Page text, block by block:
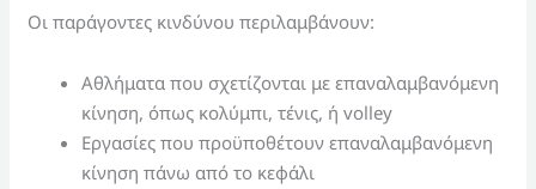
Οι παράγοντες κινδύνου περιλαμβάνουν:
Αθλήματα που σχετίζονται με επαναλαμβανόμενη
κίνηση, όπως κολύμπι, τένις, ή volley
Εργασίες που προϋποθέτουν επαναλαμβανόμενη
κίνηση πάνω από το κεφάλι